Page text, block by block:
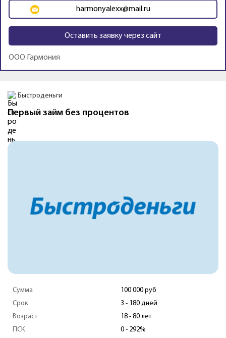
harmonyalexx@mail.ru
Оставить заявку через сайт
ООО Гармония
займ без процентов
100 000 руб
3 - 180 дней
18 - 80 лет
0 - 292%